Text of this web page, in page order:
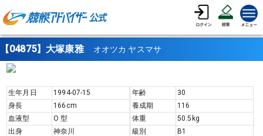
【04875】大塚康雅 オオツカ ヤスマサ
生年月日
1994-07-15
身長
166cm
血液型
O型
出身
神奈川
年齢
30
養成期
116
体重
50.5 kg
級別
B1